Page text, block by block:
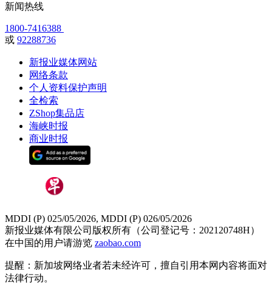
新闻热线
1800-7416388
或 92288736
新报业媒体网站
网络条款
个人资料保护声明
全检索
ZShop集品店
海峡时报
商业时报
MDDI (P) 025/05/2026, MDDI (P) 026/05/2026
新报业媒体有限公司版权所有（公司登记号：202120748H）
在中国的用户请游览 zaobao.com
提醒：新加坡网络业者若未经许可，擅自引用本网内容将面对
法律行动。